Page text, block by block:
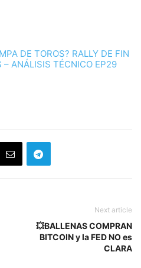
DE TOROS? RALLY DE FIN
– ANÁLISIS TÉCNICO EP29
Next article
💥BALLENAS COMPRAN
BITCOIN y la FED NO es
CLARA